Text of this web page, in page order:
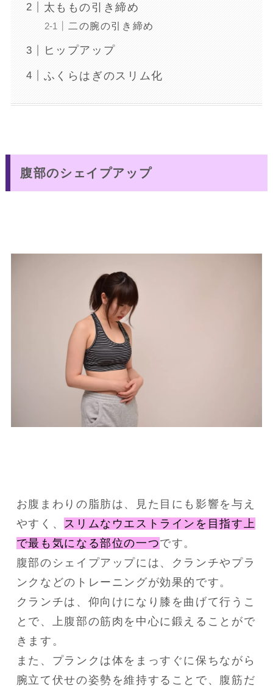
太ももの引き締め
二の腕の引き締め
ヒップアップ
ふくらはぎのスリム化
腹部のシェイプアップ
お腹まわりの脂肪は、見た目にも影響を与え
やすく、 スリムなウエストラインを目指す上
で最も気になる部位の一つです。
腹部のシェイプアップには、クランチやプラ
ンクなどのトレーニングが効果的です。
クランチは、仰向けになり膝を曲げて行うこ
とで、上腹部の筋肉を中心に鍛えることがで
きます。
また、プランクは体をまっすぐに保ちながら
腕立て伏せの姿勢を維持することで、腹筋だ